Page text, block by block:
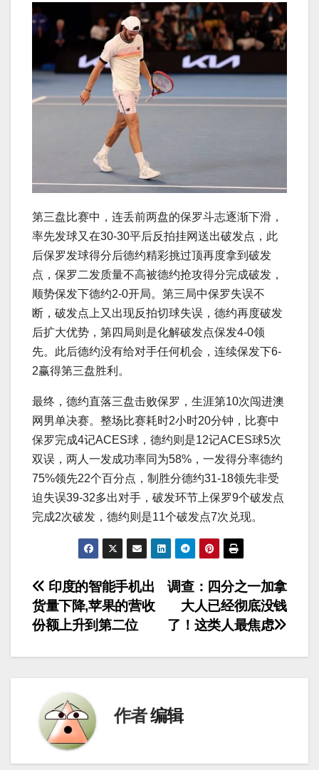
第三盘比赛中，连丢前两盘的保罗斗志逐渐下滑，
率先发球又在30-30平后反拍挂网送出破发点，此
后保罗发球得分后德约精彩挑过顶再度拿到破发
点，保罗二发质量不高被德约抢攻得分完成破发，
顺势保发下德约2-0开局。第三局中保罗失误不
断，破发点上又出现反拍切球失误，德约再度破发
后扩大优势，第四局则是化解破发点保发4-0领
先。此后德约没有给对手任何机会，连续保发下6-
2赢得第三盘胜利。
最终，德约直落三盘击败保罗，生涯第10次闯进澳
网男单决赛。整场比赛耗时2小时20分钟，比赛中
保罗完成4记ACES球，德约则是12记ACES球5次
双误，两人一发成功率同为58%，一发得分率德约
75%领先22个百分点，制胜分德约31-18领先非受
迫失误39-32多出对手，破发环节上保罗9个破发点
完成2次破发，德约则是11个破发点7次兑现。
文
章
导
调查：四分之一加拿
大人已经彻底没钱
了！这类人最焦虑
印度的智能手机出
货量下降,苹果的营收
份额上升到第二位
作者编辑